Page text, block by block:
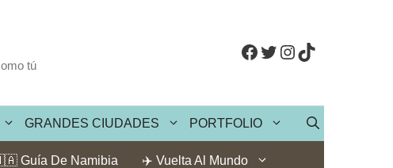
tú
Facebook
Twitter
Instagram
TikTok
GRANDES CIUDADES PORTFOLIO
Guía De Namibia ✈️ Vuelta Al Mundo